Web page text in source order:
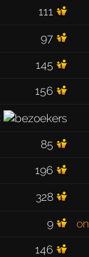
111
97
145
156
85
196
328
9
146